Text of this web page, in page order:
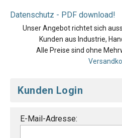
Datenschutz - PDF download!
Unser Angebot richtet sich
Kunden aus Industrie,
Alle Preise sind ohne
Kunden Login
E-Mail-Adresse: